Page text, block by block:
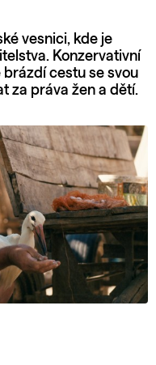
vesnici, kde je
Konzervativní
cestu se svou
za práva žen a dětí.